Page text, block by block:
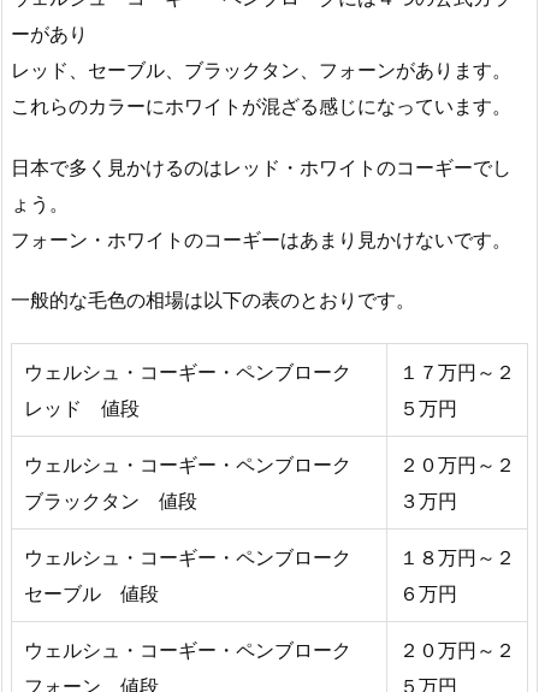
ーがあり
レッド、セーブル、ブラックタン、フォーンがあります。
これらのカラーにホワイトが混ざる感じになっています。
日本で多く見かけるのはレッド・ホワイトのコーギーでし
ょう。
フォーン・ホワイトのコーギーはあまり見かけないです。
一般的な毛色の相場は以下の表のとおりです。
ウェルシュ・コーギー・ペンブローク
レッド 値段
１７万円～２
５万円
ウェルシュ・コーギー・ペンブローク
ブラックタン 値段
２０万円～２
３万円
ウェルシュ・コーギー・ペンブローク
セーブル 値段
１８万円～２
６万円
ウェルシュ・コーギー・ペンブローク
フォーン 値段
２０万円～２
５万円